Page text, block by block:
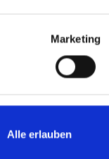
Marketing
Alle erlauben